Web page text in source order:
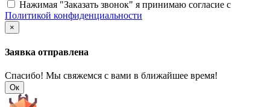
Нажимая "Заказать звонок" я принимаю согласие с
Политикой конфиденциальности
×
Заявка отправлена
Спасибо! Мы свяжемся с вами в ближайшее время!
Ок